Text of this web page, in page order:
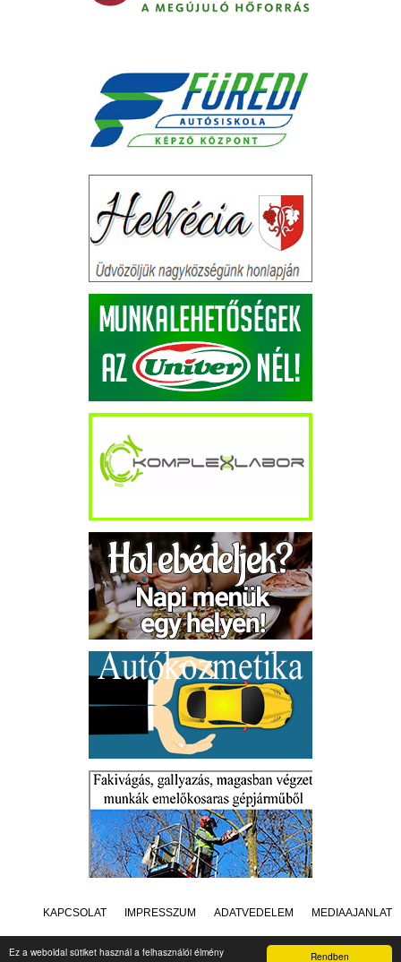
Rendben
Ez a weboldal sütiket használ a felhasználói élmény
KAPCSOLAT IMPRESSZUM ADATVÉDELEM MÉDIAAJÁNLAT